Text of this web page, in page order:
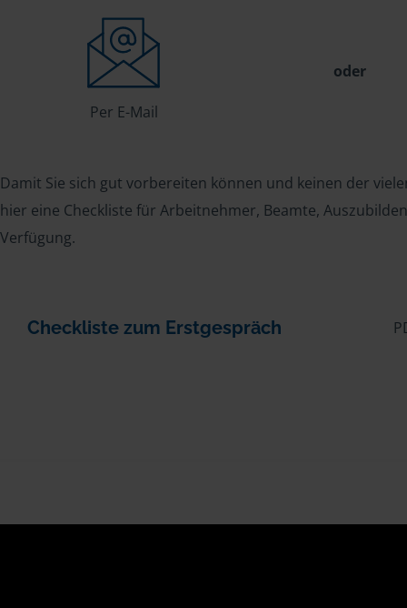
Per E-Mail
oder
Damit Sie sich gut vorbereiten können und keinen der
hier eine Checkliste für Arbeitnehmer, Beamte,
Verfügung.
Checkliste zum Erstgespräch